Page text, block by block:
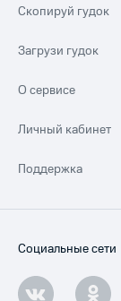
Скопируй гудок
Загрузи гудок
О сервисе
Личный кабинет
Поддержка
Социальные сети